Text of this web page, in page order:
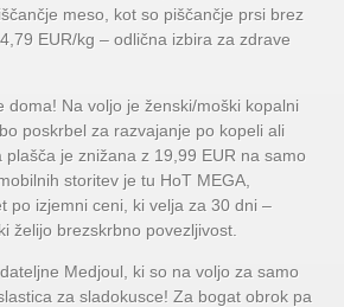
meso, kot so piščančje prsi brez
EUR/kg – odlična izbira za zdrave
doma! Na voljo je ženski/moški kopalni
poskrbel za razvajanje po kopeli ali
je znižana z 19,99 EUR na samo
storitev je tu HoT MEGA,
po izjemni ceni, ki velja za 30 dni –
želijo brezskrbno povezljivost.
Medjoul, ki so na voljo za samo
za sladokusce! Za bogat obrok pa